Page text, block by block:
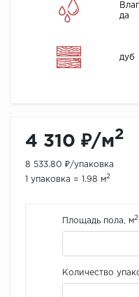
да
дуб
4 310 ₽/м2
8 533.80 ₽/упаковка
1 упаковка = 1.98 м2
Площадь пола, м2
Количество